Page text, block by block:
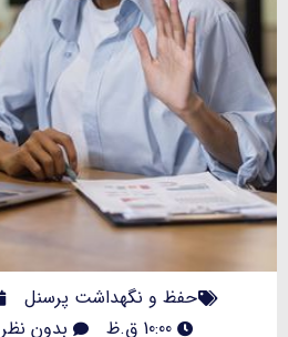
حفظ و نگهداشت پرسنل
10:00 ق.ظ
بدون نظر